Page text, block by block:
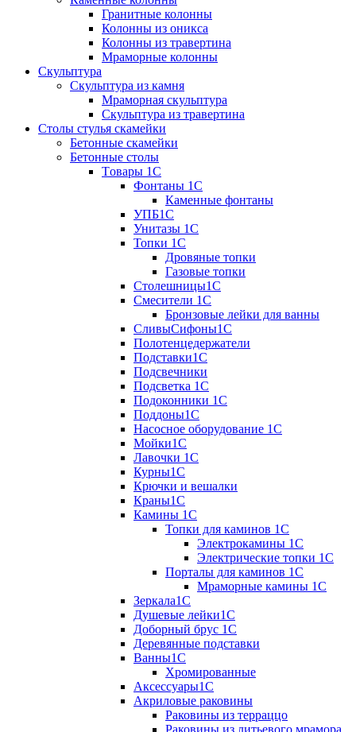
Гранитные колонны
Колонны из оникса
Колонны из травертина
Мраморные колонны
Скульптура
Скульптура из камня
Мраморная скульптура
Скульптура из травертина
Столы стулья скамейки
Бетонные скамейки
Бетонные столы
Tовары 1C
Фонтаны 1C
Каменные фонтаны
УПБ1С
Унитазы 1С
Топки 1С
Дровяные топки
Газовые топки
Столешницы1С
Смесители 1С
Бронзовые лейки для ванны
СливыСифоны1С
Полотенцедержатели
Подставки1С
Подсвечники
Подсветка 1С
Подоконники 1С
Поддоны1С
Насосное оборудование 1С
Мойки1С
Лавочки 1С
Курны1С
Крючки и вешалки
Краны1С
Камины 1C
Топки для каминов 1C
Электрокамины 1С
Электрические топки 1C
Порталы для каминов 1С
Мраморные камины 1C
Зеркала1С
Душевые лейки1С
Доборный брус 1С
Деревянные подставки
Ванны1С
Хромированные
Аксессуары1С
Акриловые раковины
Раковины из терраццо
Раковины из литьевого мрамора